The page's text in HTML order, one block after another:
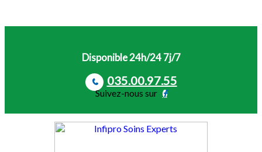
Disponible 24h/24 7j/7
035.00.97.55
Suivez-nous sur